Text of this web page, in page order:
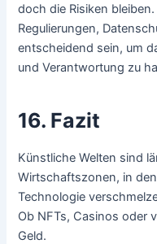
doch die Risiken bleiben.
Regulierungen,
entscheidend sein, um
und Verantwortung zu
16. Fazit
Künstliche Welten sind
Wirtschaftszonen, in
Technologie
Ob NFTs, Casinos oder
Geld.